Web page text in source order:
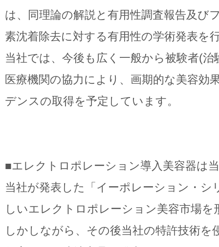
は、同理論の解説と有用性調査報告及び
素沈着除去に対する有用性の学術発表を
当社では、今後も広く一般から被験者(
医療機関の協力により、画期的な美容効
デンスの取得を予定しています。
■エレクトロポレーション導入美容器は
当社が発表した「イーポレーション・シ
しいエレクトロポレーション美容市場を
しかしながら、その後当社の特許技術を